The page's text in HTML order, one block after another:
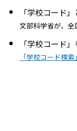
「学校コード
文部科学省が、
「学校コード
「学校コード検索」